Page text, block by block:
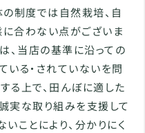
制度では自然栽培、自
合わない点がございま
、当店の基準に沿っての
いる・されていないを問
る上で、田んぼに適した
実な取り組みを支援して
ことにより、分かりにく